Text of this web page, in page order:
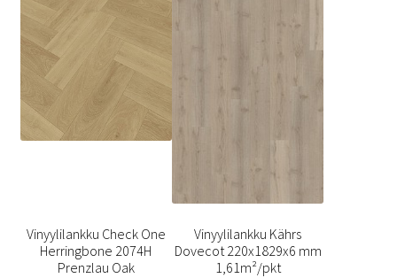
Vinyylilankku Check One
Herringbone 2074H
Prenzlau Oak
Vinyylilankku Kährs
Dovecot 220x1829x6 mm
1,61m²/pkt